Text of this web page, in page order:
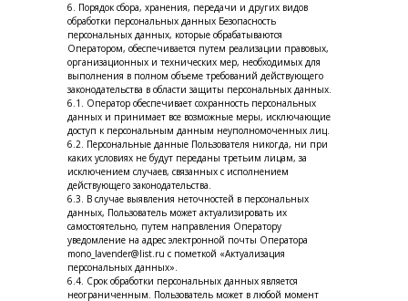
6. Порядок сбора, хранения, передачи и других видов
обработки персональных данных Безопасность
персональных данных, которые обрабатываются
Оператором, обеспечивается путем реализации правовых,
организационных и технических мер, необходимых для
выполнения в полном объеме требований действующего
законодательства в области защиты персональных данных.
6.1. Оператор обеспечивает сохранность персональных
данных и принимает все возможные меры, исключающие
доступ к персональным данным неуполномоченных лиц.
6.2. Персональные данные Пользователя никогда, ни при
каких условиях не будут переданы третьим лицам, за
исключением случаев, связанных с исполнением
действующего законодательства.
6.3. В случае выявления неточностей в персональных
данных, Пользователь может актуализировать их
самостоятельно, путем направления Оператору
уведомление на адрес электронной почты Оператора
mono_lavender@list.ru с пометкой «Актуализация
персональных данных».
6.4. Срок обработки персональных данных является
неограниченным. Пользователь может в любой момент